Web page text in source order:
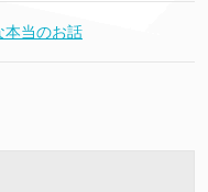
本当のお話